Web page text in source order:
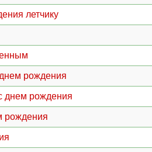
летчику
рождения
днем рождения
рождения